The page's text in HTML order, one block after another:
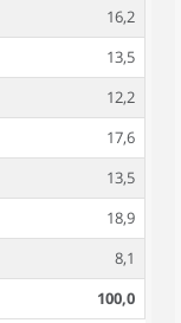
16,2
13,5
12,2
17,6
13,5
18,9
8,1
100,0